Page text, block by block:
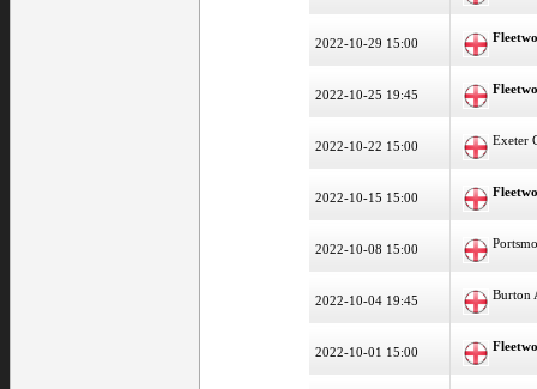
2022-10-29 15:00
2022-10-25 19:45
2022-10-22 15:00 Exeter
2022-10-15 15:00
2022-10-08 15:00
2022-10-04 19:45 Burton
2022-10-01 15:00